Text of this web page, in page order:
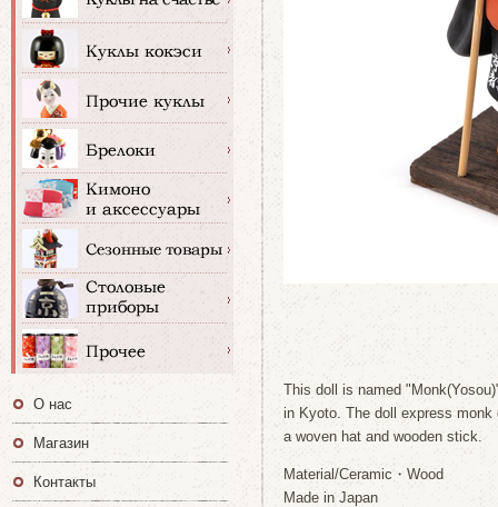
This doll is named
in Kyoto. The doll express
a woven hat and wooden stick.
Material/Ceramic・Wood
Made in Japan
О нас
Магазин
Контакты